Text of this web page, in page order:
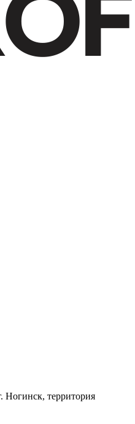
Ногинск, территория